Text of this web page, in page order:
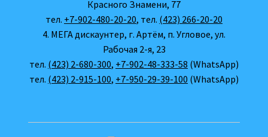
Красного Знамени, 77
тел. +7-902-480-20-20, тел. (423) 266-20-20
4. МЕГА дискаунтер, г. Артём, п. Угловое, ул.
Рабочая 2-я, 23
тел. (423) 2-680-300, +7-902-48-333-58 (WhatsApp)
тел. (423) 2-915-100, +7-950-29-39-100 (WhatsApp)